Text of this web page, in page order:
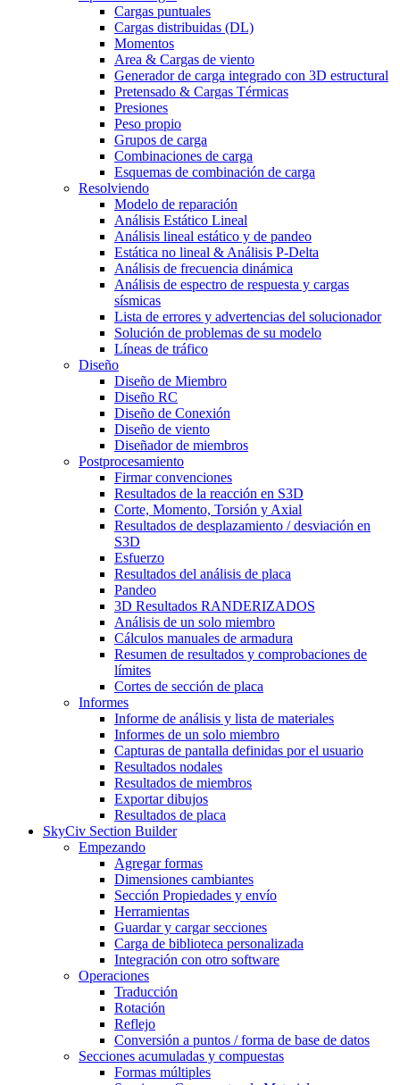
Cargas puntuales
Cargas distribuidas (DL)
Momentos
Area & Cargas de viento
Generador de carga integrado con 3D estructural
Pretensado & Cargas Térmicas
Presiones
Peso propio
Grupos de carga
Combinaciones de carga
Esquemas de combinación de carga
Resolviendo
Modelo de reparación
Análisis Estático Lineal
Análisis lineal estático y de pandeo
Estática no lineal & Análisis P-Delta
Análisis de frecuencia dinámica
Análisis de espectro de respuesta y cargas
sísmicas
Lista de errores y advertencias del solucionador
Solución de problemas de su modelo
Líneas de tráfico
Diseño
Diseño de Miembro
Diseño RC
Diseño de Conexión
Diseño de viento
Diseñador de miembros
Postprocesamiento
Firmar convenciones
Resultados de la reacción en S3D
Corte, Momento, Torsión y Axial
Resultados de desplazamiento / desviación en
S3D
Esfuerzo
Resultados del análisis de placa
Pandeo
3D Resultados RANDERIZADOS
Análisis de un solo miembro
Cálculos manuales de armadura
Resumen de resultados y comprobaciones de
límites
Cortes de sección de placa
Informes
Informe de análisis y lista de materiales
Informes de un solo miembro
Capturas de pantalla definidas por el usuario
Resultados nodales
Resultados de miembros
Exportar dibujos
Resultados de placa
SkyCiv Section Builder
Empezando
Agregar formas
Dimensiones cambiantes
Sección Propiedades y envío
Herramientas
Guardar y cargar secciones
Carga de biblioteca personalizada
Integración con otro software
Operaciones
Traducción
Rotación
Reflejo
Conversión a puntos / forma de base de datos
Secciones acumuladas y compuestas
Formas múltiples